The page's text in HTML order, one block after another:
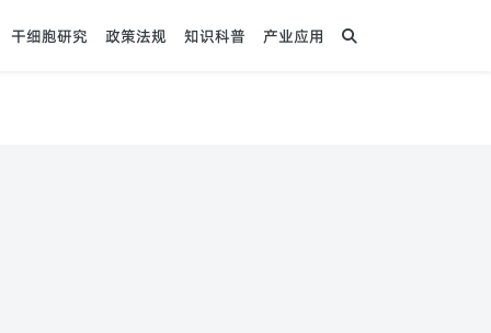
干细胞研究 政策法规 知识科普 产业应用